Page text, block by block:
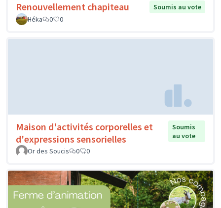
Renouvellement chapiteau
Soumis au vote
Héka
0 0
Maison d'activités corporelles et
d'expressions sensorielles
Soumis
au vote
Or des Soucis
0 0